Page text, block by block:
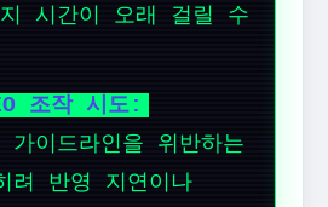
지 시간이 오래 걸릴 수
조작 시도:
가이드라인을 위반하는
려 반영 지연이나